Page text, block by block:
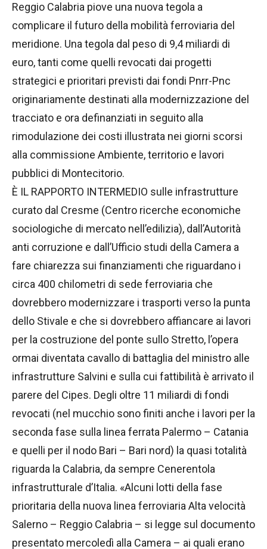
Reggio Calabria piove una nuova tegola a
complicare il futuro della mobilità ferroviaria del
meridione. Una tegola dal peso di 9,4 miliardi di
euro, tanti come quelli revocati dai progetti
strategici e prioritari previsti dai fondi Pnrr-Pnc
originariamente destinati alla modernizzazione del
tracciato e ora definanziati in seguito alla
rimodulazione dei costi illustrata nei giorni scorsi
alla commissione Ambiente, territorio e lavori
pubblici di Montecitorio.
È IL RAPPORTO INTERMEDIO sulle infrastrutture
curato dal Cresme (Centro ricerche economiche
sociologiche di mercato nell’edilizia), dall’Autorità
anti corruzione e dall’Ufficio studi della Camera a
fare chiarezza sui finanziamenti che riguardano i
circa 400 chilometri di sede ferroviaria che
dovrebbero modernizzare i trasporti verso la punta
dello Stivale e che si dovrebbero affiancare ai lavori
per la costruzione del ponte sullo Stretto, l’opera
ormai diventata cavallo di battaglia del ministro alle
infrastrutture Salvini e sulla cui fattibilità è arrivato il
parere del Cipes. Degli oltre 11 miliardi di fondi
revocati (nel mucchio sono finiti anche i lavori per la
seconda fase sulla linea ferrata Palermo – Catania
e quelli per il nodo Bari – Bari nord) la quasi totalità
riguarda la Calabria, da sempre Cenerentola
infrastrutturale d’Italia. «Alcuni lotti della fase
prioritaria della nuova linea ferroviaria Alta velocità
Salerno – Reggio Calabria – si legge sul documento
presentato mercoledì alla Camera – ai quali erano